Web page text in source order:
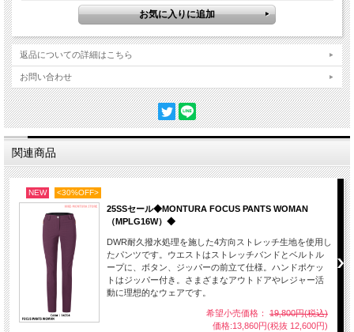
返品についての詳細はこちら
お問い合わせ
関連商品
NEW <30%OFF>
25SSセール◆MONTURA FOCUS PANTS WOMAN
（MPLG16W）◆
DWR耐久撥水処理を施した4方向ストレッチ生地を使用し
たパンツです。ウエストはストレッチバンドとベルトル
ープに、ボタン、ジッパーの前立て仕様。ハンドポケッ
トはジッパー付き。さまざまなアウトドアやレジャー活
動に理想的なウェアです。
希望小売価格： 19,800円(税込)
価格:13,860円(税抜 12,600円)